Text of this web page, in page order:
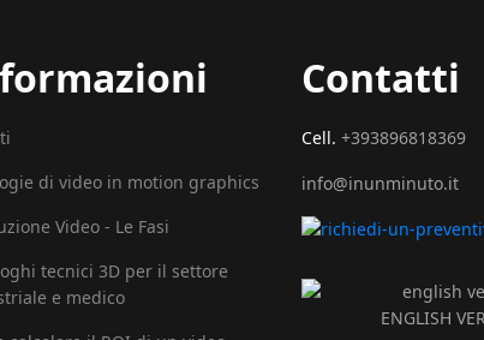
di video in motion graphics
Video - Le Fasi
tecnici 3D per il settore
e medico
Contatti
Cell. +393896818369
info@inunminuto.it
ENGLISH